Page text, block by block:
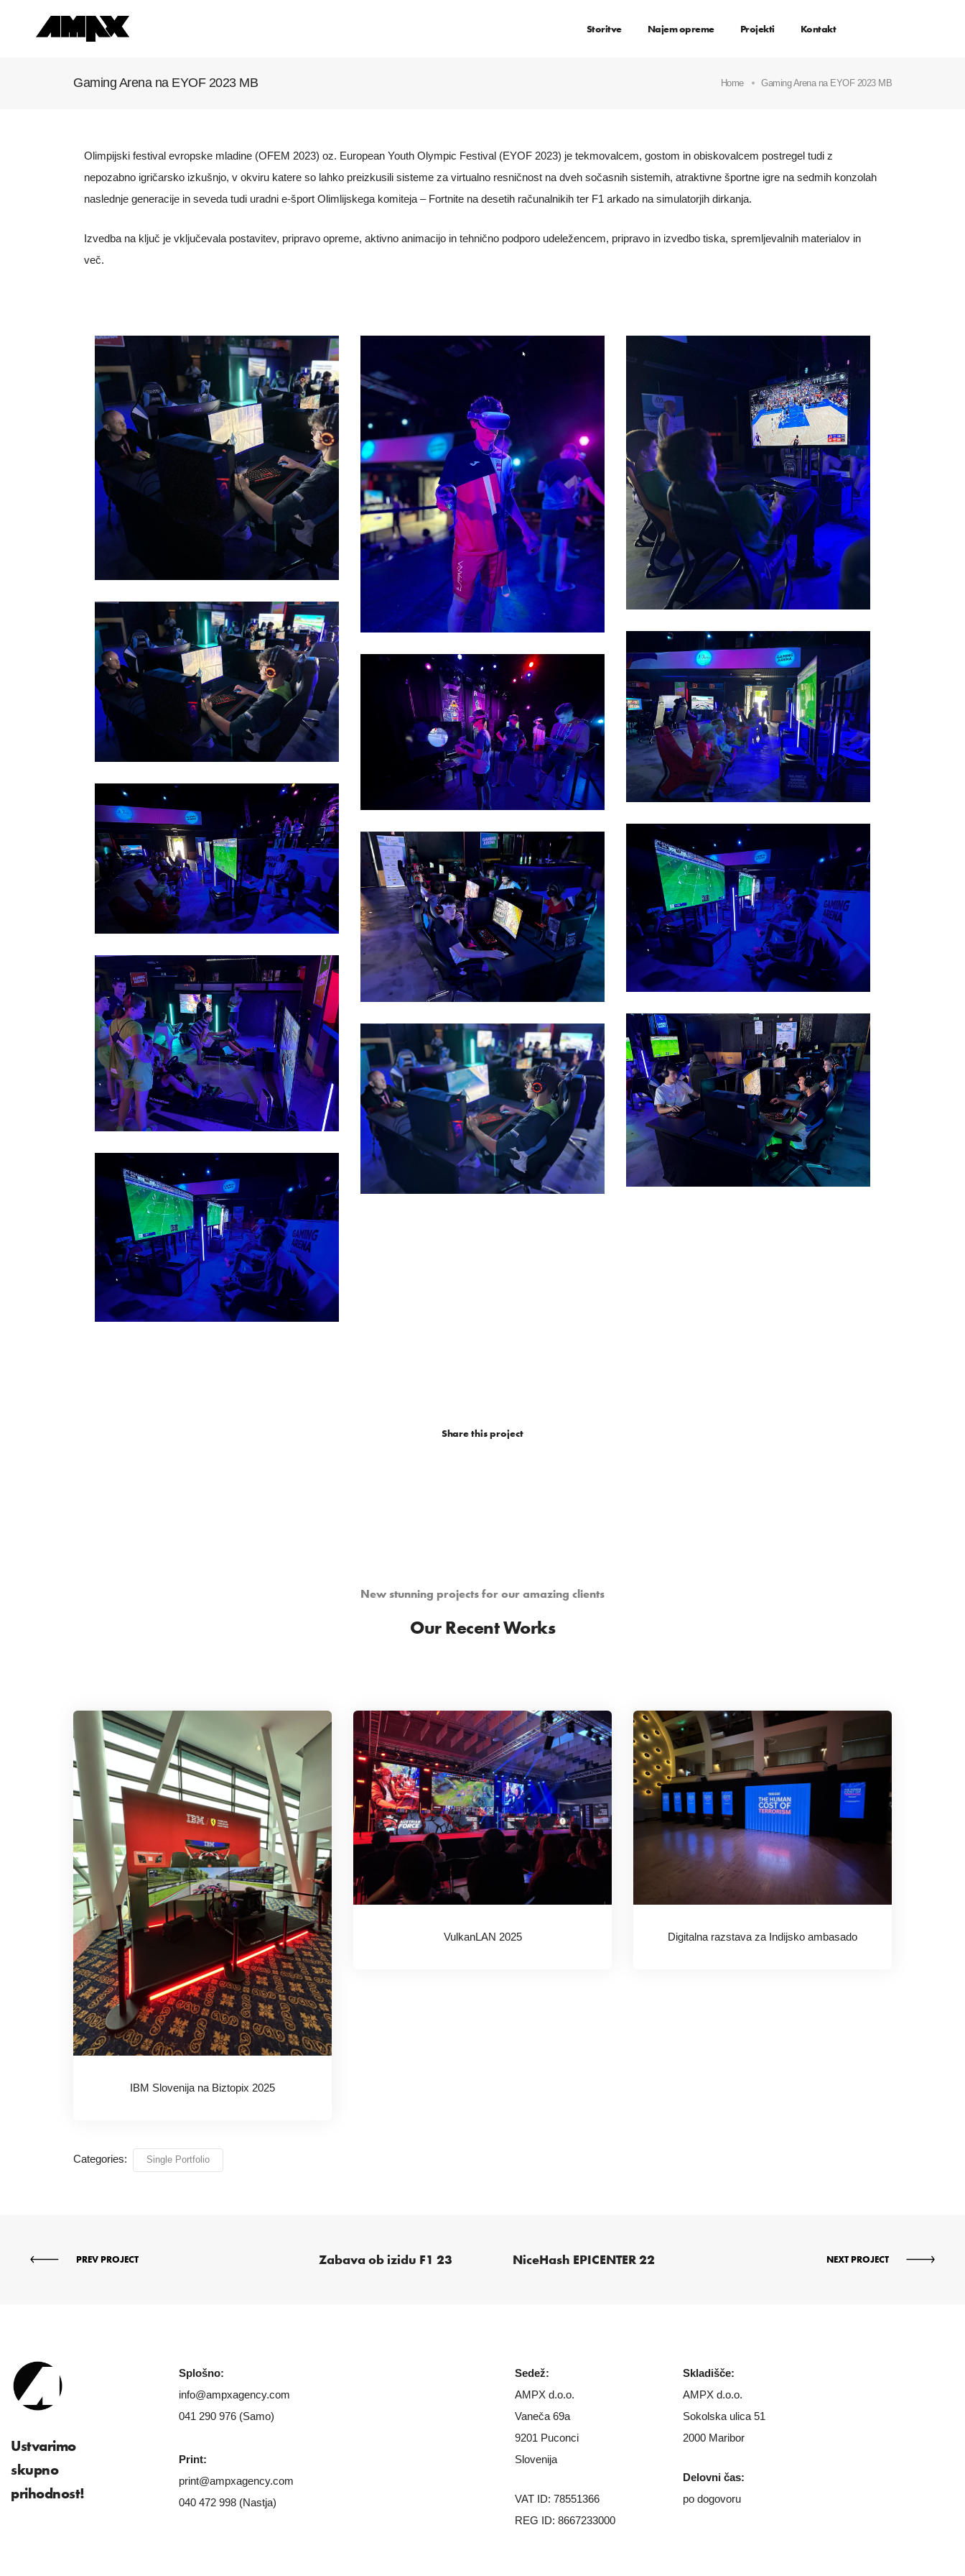
Storitve Najem opreme Projekti Kontakt
Gaming Arena na EYOF 2023 MB Home Gaming Arena na EYOF 2023 MB
Olimpijski festival evropske mladine (OFEM 2023) oz. European Youth Olympic Festival (EYOF 2023) je tekmovalcem, gostom in obiskovalcem postregel tudi z
nepozabno igričarsko izkušnjo, v okviru katere so lahko preizkusili sisteme za virtualno resničnost na dveh sočasnih sistemih, atraktivne športne igre na sedmih konzolah
naslednje generacije in seveda tudi uradni e-šport Olimlijskega komiteja – Fortnite na desetih računalnikih ter F1 arkado na simulatorjih dirkanja.
Izvedba na ključ je vključevala postavitev, pripravo opreme, aktivno animacijo in tehnično podporo udeležencem, pripravo in izvedbo tiska, spremljevalnih materialov in
več.
Share this project
New stunning projects for our amazing clients
Our Recent Works
IBM Slovenija na Biztopix 2025
VulkanLAN 2025 Digitalna razstava za Indijsko ambasado
Categories: Single Portfolio
PREV PROJECT Zabava ob izidu F1 23 NiceHash EPICENTER 22 NEXT PROJECT
Ustvarimo
skupno
prihodnost!
Splošno:
info@ampxagency.com
041 290 976 (Samo)
Print:
print@ampxagency.com
040 472 998 (Nastja)
Sedež:
AMPX d.o.o.
Vaneča 69a
9201 Puconci
Slovenija
VAT ID: 78551366
REG ID: 8667233000
Skladišče:
AMPX d.o.o.
Sokolska ulica 51
2000 Maribor
Delovni čas:
po dogovoru